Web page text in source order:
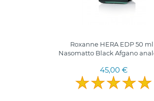
Roxanne HERA EDP 50 ml
Nasomatto Black Afgano
45,00 €